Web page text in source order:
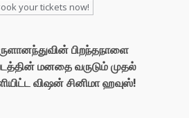
your tickets now!
பிறந்தநாளை
மனதை வருடும் முதல்
விஷன் சினிமா ஹவுஸ்!